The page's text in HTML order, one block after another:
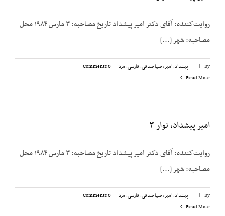
روایت‌کننده: آقای دکتر امیر پیشداد تاریخ مصاحبه: ۳ مارس ۱۹۸۴ محل
مصاحبه: شهر [...]
By
|
| پیشداد، امیر,ضیا صدقی,فارسی,مرد |
0 Comments
Read More
امیر پیشداد، نوار ۳
روایت‌کننده: آقای دکتر امیر پیشداد تاریخ مصاحبه: ۳ مارس ۱۹۸۴ محل
مصاحبه: شهر [...]
By
|
| پیشداد، امیر,ضیا صدقی,فارسی,مرد |
0 Comments
Read More